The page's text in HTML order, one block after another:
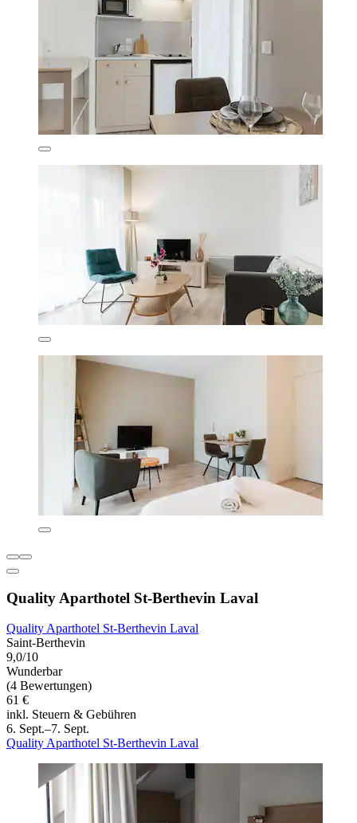
Quality Aparthotel St-Berthevin Laval
Quality Aparthotel St-Berthevin Laval
Saint-Berthevin
9,0/10
Wunderbar
(4 Bewertungen)
61 €
inkl. Steuern & Gebühren
6. Sept.–7. Sept.
Quality Aparthotel St-Berthevin Laval